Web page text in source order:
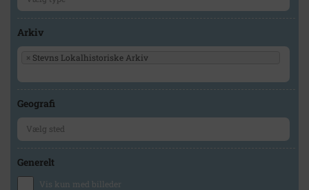
Arkiv
× Stevns Lokalhistoriske Arkiv
Geografi
Generelt
Vis kun med billeder